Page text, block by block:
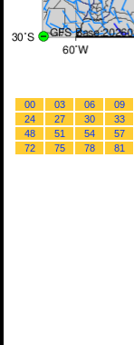
00 03 06 09
24
27 30 33
48
51 54 57
72
75 78 81